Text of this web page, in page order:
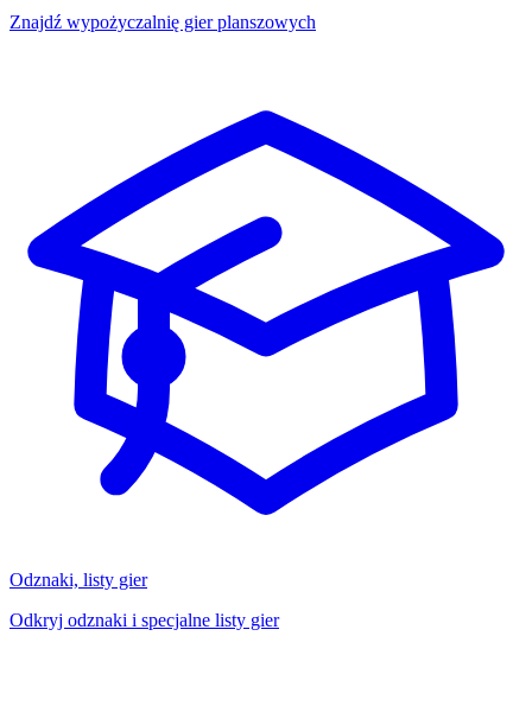
Znajdź wypożyczalnię gier planszowych
Odznaki, listy gier
Odkryj odznaki i specjalne listy gier